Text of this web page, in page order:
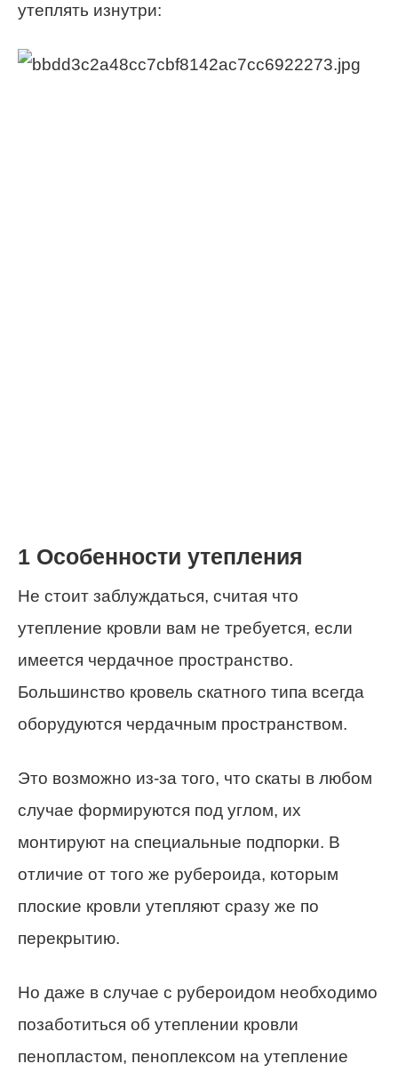
утеплять изнутри:
1 Особенности утепления
Не стоит заблуждаться, считая что
утепление кровли вам не требуется, если
имеется чердачное пространство.
Большинство кровель скатного типа всегда
оборудуются чердачным пространством.
Это возможно из-за того, что скаты в любом
случае формируются под углом, их
монтируют на специальные подпорки. В
отличие от того же рубероида, которым
плоские кровли утепляют сразу же по
перекрытию.
Но даже в случае с рубероидом необходимо
позаботиться об утеплении кровли
пенопластом, пеноплексом на утепление